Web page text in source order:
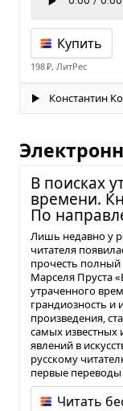
Купить
198 ₽, ЛитРес
Константин
В поис­ках
вре­мени.
По
Лишь недавно у
читателя
прочесть
Марселя Пруста
утраченного
грандиозность и
произведения,
самых известных
явлений в
русскому
первые переводы
Читать